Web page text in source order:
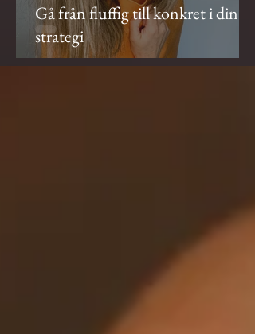
Gå från fluffig till konkret i din
strategi